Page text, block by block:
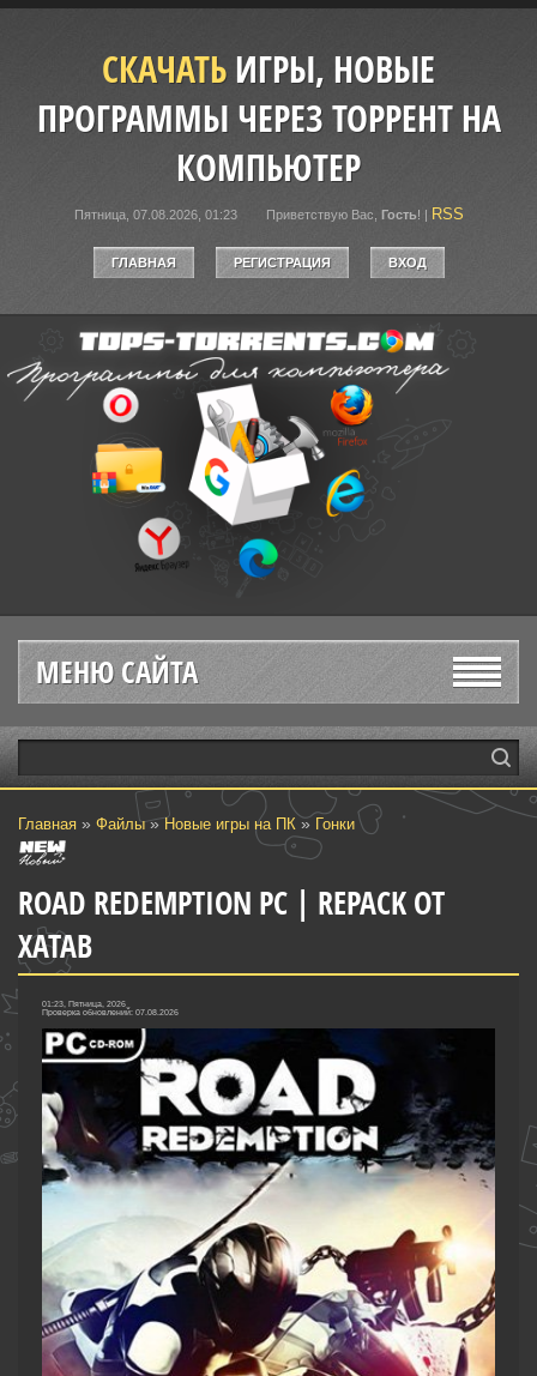
СКАЧАТЬИГРЫ, НОВЫЕ
ПРОГРАММЫ ЧЕРЕЗ ТОРРЕНТ НА
КОМПЬЮТЕР
Пятница, 07.08.2026, 01:23 Приветствую Вас Гость! | RSS
ГЛАВНАЯ РЕГИСТРАЦИЯ ВХОД
МЕНЮ САЙТА
Главная » Файлы»Новые игры на ПК » Гонки‎
ROAD REDEMPTION PC | REPACK ОТ
XATAB
01:23, Пятница, 2026
Проверка обновлений: 07.08.2026